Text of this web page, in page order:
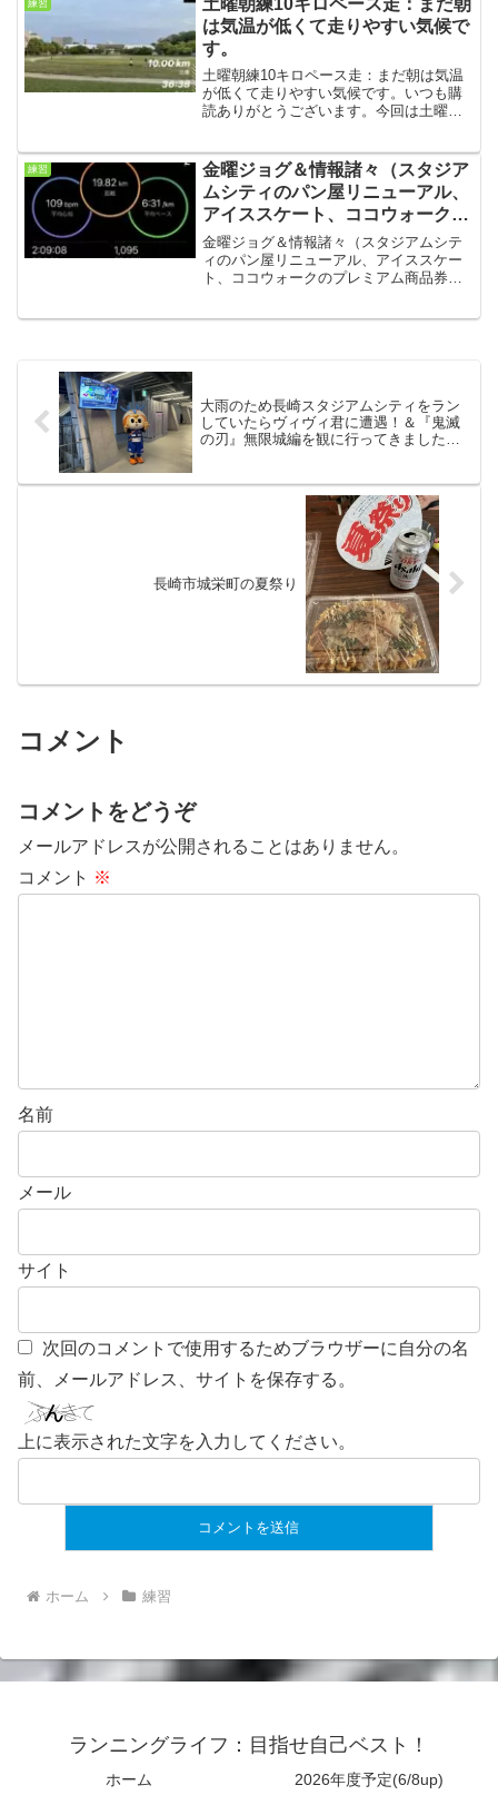
朝練...
練習
土曜朝練10キロペース走：まだ朝
は気温が低くて走りやすい気候で
す。
土曜朝練10キロペース走：まだ朝は気温
が低くて走りやすい気候です。いつも購
読ありがとうございます。今回は土曜朝
上がってきましたが、まだ走りやすい気
候です。・シューズ...
練習
金曜ジョグ＆情報諸々（スタジア
ムシティのパン屋リニューアル、
アイススケート、ココウォークの
プレミアム商品券）＆IT先端技術
応用講座
金曜ジョグ＆情報諸々（スタジアムシテ
ィのパン屋リニューアル、アイススケー
ト、ココウォークのプレミアム商品券）
大雨のため長崎スタジアムシティをラン
していたらヴィヴィ君に遭遇！＆『鬼滅
の刃』無限城編を観に行ってきました！
長崎市城栄町の夏祭り
コメント
コメントをどうぞ
メールアドレスが公開されることはありません。
コメント ※
名前
メール
サイト
次回のコメントで使用するためブラウザーに自分の名
前、メールアドレス、サイトを保存する。
上に表示された文字を入力してください。
ホーム 練習
ランニングライフ：目指せ自己ベスト！
ホーム 2026年度予定(6/8up)